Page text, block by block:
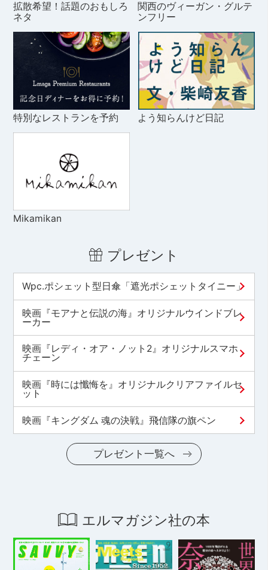
拡散希望！話題のおもしろ
ネタ
関西のヴィーガン・グルテ
ンフリー
特別なレストランを予約 よう知らんけど日記
Mikamikan
プレゼント
Wpc.ポシェット型日傘「遮光ポシェットタイニー」
映画『モアナと伝説の海』オリジナルウインドブレ
ーカー
映画『レディ・オア・ノット2』オリジナルスマホ
チェーン
映画『時には懺悔を』オリジナルクリアファイルセ
ット
映画『キングダム 魂の決戦』飛信隊の旗ペン
プレゼント一覧へ
エルマガジン社の本